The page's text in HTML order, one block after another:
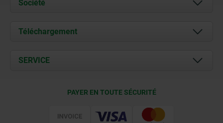
Société
À propos de nous
Contact
Téléchargement
Documents
SERVICE
PAYER EN TOUTE SÉCURITÉ